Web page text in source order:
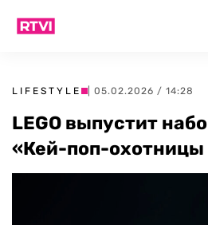
LIFESTYLE | 05.02.2026 / 14:28
LEGO выпустит
«Кей-поп-охотницы